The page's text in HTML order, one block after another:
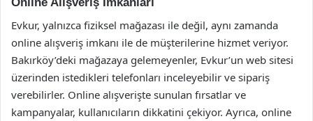
Evkur, yalnızca fiziksel mağazası ile değil, aynı zamanda
online alışveriş imkanı ile de müşterilerine hizmet veriyor.
Bakırköy’deki mağazaya gelemeyenler, Evkur’un web sitesi
üzerinden istedikleri telefonları inceleyebilir ve sipariş
verebilirler. Online alışverişte sunulan fırsatlar ve
kampanyalar, kullanıcıların dikkatini çekiyor. Ayrıca, online